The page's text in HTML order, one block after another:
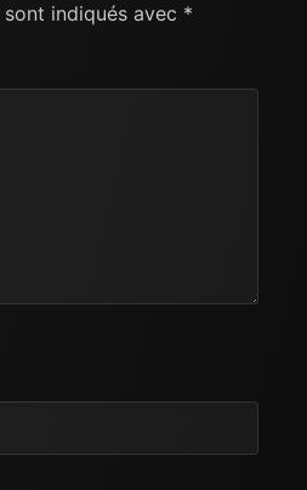
indiqués avec *